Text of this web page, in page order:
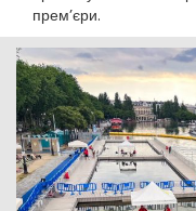
прем’єри.